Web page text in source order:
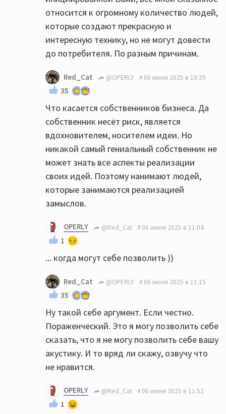
относится к огромному количество людей,
которые создают прекрасную и
интересную технику, но не могут довести
до потребителя. По разным причинам.
Red_Cat @OPERLY 06 июня 2025 в 10:39
35
Что касается собственников бизнеса. Да
собственник несёт риск, является
вдохновителем, носителем идеи. Но
никакой самый гениальный собственник не
может знать все аспекты реализации
своих идей. Поэтому нанимают людей,
которые занимаются реализацией
замыслов.
OPERLY @Red_Cat 06 июня 2025 в 11:04
1
... когда могут себе позволить ))
Red_Cat @OPERLY 06 июня 2025 в 11:15
35
Ну такой себе аргумент. Если честно.
Пораженческий. Это я могу позволить себе
сказать, что я не могу позволить себе вашу
акустику. И то вряд ли скажу, озвучу что
не нравится.
OPERLY @Red_Cat 06 июня 2025 в 11:52
1